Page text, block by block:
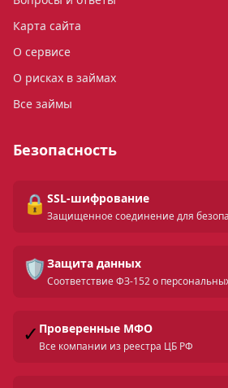
Карта сайта
О сервисе
О рисках в займах
Все займы
Безопасность
🔒 SSL-шифрование
Защищенное соединение для
🛡️ Защита данных
Соответствие ФЗ-152 о
✓ Проверенные МФО
Все компании из реестра ЦБ РФ